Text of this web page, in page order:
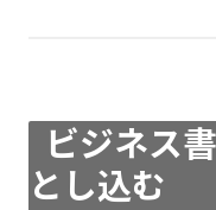
ビジネス
とし込む